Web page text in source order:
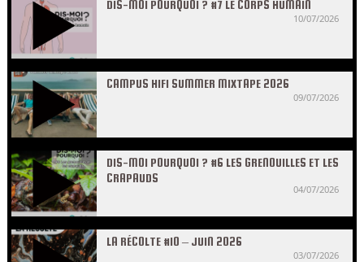
DIS-MOI POURQUOI ? #7 LE CORPS HUMAIN
10/07/2026
CAMPUS HIFI SUMMER MIXTAPE 2026
09/07/2026
DIS-MOI POURQUOI ? #6 LES GRENOUILLES ET LES
CRAPAUDS
04/07/2026
LA RÉCOLTE #10 – JUIN 2026
03/07/2026